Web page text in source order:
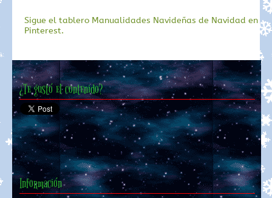
Sigue el tablero Manualidades Navideñas de Navidad en
Pinterest.
¿Te gustó el contenido?
Información